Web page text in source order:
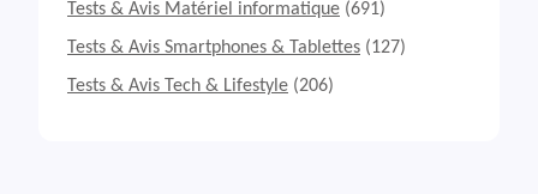
Tests & Avis Matériel informatique (691)
Tests & Avis Smartphones & Tablettes (127)
Tests & Avis Tech & Lifestyle (206)